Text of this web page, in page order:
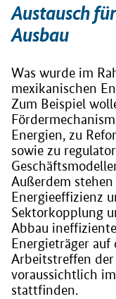
Austausch
Ausbau
Was wurde im
mexikanischen
Zum Beispiel
Energien, zu
sowie zu
Außerdem
Energieeffizienz
Sektorkopplung
Abbau
Energieträger auf
Arbeitstreffen
voraussichtlich
stattfinden.